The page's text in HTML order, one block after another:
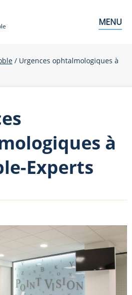
MENU
/ Urgences ophtalmologiques à
à
Experts